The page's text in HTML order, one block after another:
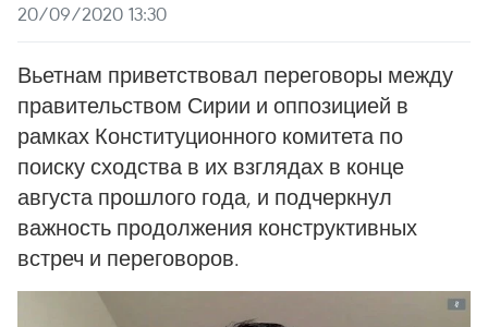
20/09/2020 13:30
Вьетнам приветствовал переговоры между
правительством Сирии и оппозицией в
рамках Конституционного комитета по
поиску сходства в их взглядах в конце
августа прошлого года, и подчеркнул
важность продолжения конструктивных
встреч и переговоров.